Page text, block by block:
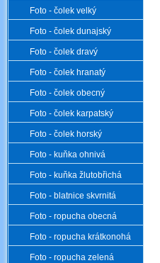
Foto - čolek velký
Foto - čolek dunajský
Foto - čolek dravý
Foto - čolek hranatý
Foto - čolek obecný
Foto - čolek karpatský
Foto - čolek horský
Foto - kuňka ohnivá
Foto - kuňka žlutobřichá
Foto - blatnice skvrnitá
Foto - ropucha obecná
Foto - ropucha krátkonohá
Foto - ropucha zelená